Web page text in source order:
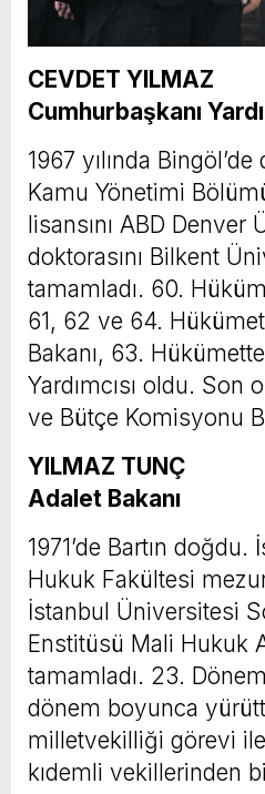
CEVDET YILMAZ
Cumhurbaşkanı
1967 yılında
Kamu Yönetimi
lisansını ABD Denver
doktorasını Bilkent
tamamladı. 60.
61, 62 ve 64.
Bakanı, 63.
Yardımcısı oldu. Son
ve Bütçe Komisyonu
YILMAZ TUNÇ
Adalet Bakanı
1971’de Bartın
Hukuk Fakültesi
İstanbul Üniversitesi
Enstitüsü Mali Hukuk
tamamladı. 23.
dönem boyunca
milletvekilliği görevi
kıdemli vekillerinden